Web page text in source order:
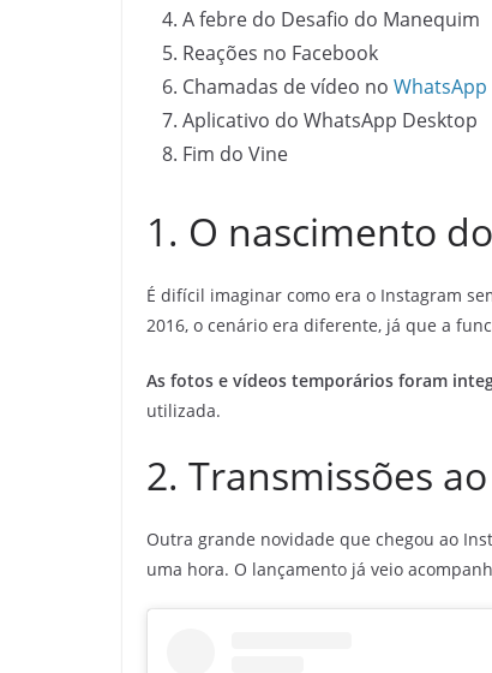
A febre do Desafio do Manequim
Reações no Facebook
Chamadas de vídeo no WhatsApp
Aplicativo do WhatsApp Desktop
Fim do Vine
1. O nascimento
É difícil imaginar como era o Instagram
2016, o cenário era diferente, já que a
As fotos e vídeos temporários foram
utilizada.
2. Transmissões
Outra grande novidade que chegou ao
uma hora. O lançamento já veio